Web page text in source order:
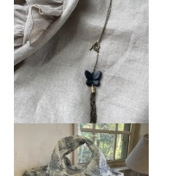
フリルブラウス フリーサイ
ズ
販売価格
17,600円(税込)